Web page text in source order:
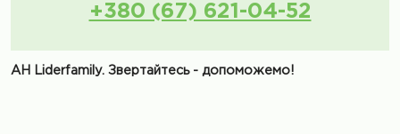
+380 (67) 621-04-52
АН Liderfamily. Звертайтесь - допоможемо!